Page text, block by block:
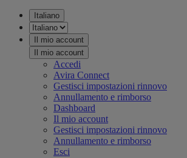
Italiano
Il mio account
Il mio account
Accedi
Avira Connect
Gestisci impostazioni rinnovo
Annullamento e rimborso
Dashboard
Il mio account
Gestisci impostazioni rinnovo
Annullamento e rimborso
Esci